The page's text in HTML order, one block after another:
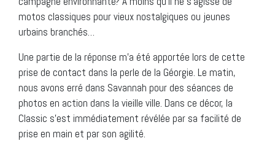
motos classiques pour vieux nostalgiques ou jeunes
urbains branchés…
Une partie de la réponse m’a été apportée lors de cette
prise de contact dans la perle de la Géorgie. Le matin,
nous avons erré dans Savannah pour des séances de
photos en action dans la vieille ville. Dans ce décor, la
Classic s’est immédiatement révélée par sa facilité de
prise en main et par son agilité.